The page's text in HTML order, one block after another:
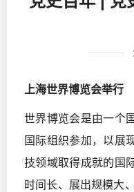
上海世界博览会举行
世界博览会是由一个
国际组织参加，以展
技领域取得成就的国
时间长、展出规模大